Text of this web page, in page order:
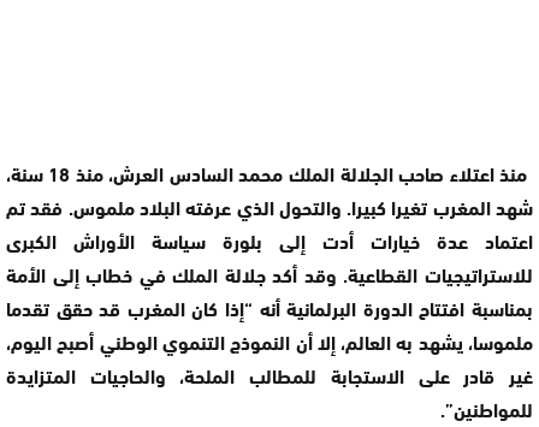
منذ اعتلاء صاحب الجلالة الملك محمد السادس العرش، منذ 18 سنة،
شهد المغرب تغيرا كبيرا. والتحول الذي عرفته البلاد ملموس. فقد تم
اعتماد عدة خيارات أدت إلى بلورة سياسة الأوراش الكبرى
للاستراتيجيات القطاعية. وقد أكد جلالة الملك في خطاب إلى الأمة
بمناسبة افتتاح الدورة البرلمانية أنه “إذا كان المغرب قد حقق تقدما
ملموسا، يشهد به العالم، إلا أن النموذج التنموي الوطني أصبح اليوم،
غير قادر على الاستجابة للمطالب الملحة، والحاجيات المتزايدة
للمواطنين”.